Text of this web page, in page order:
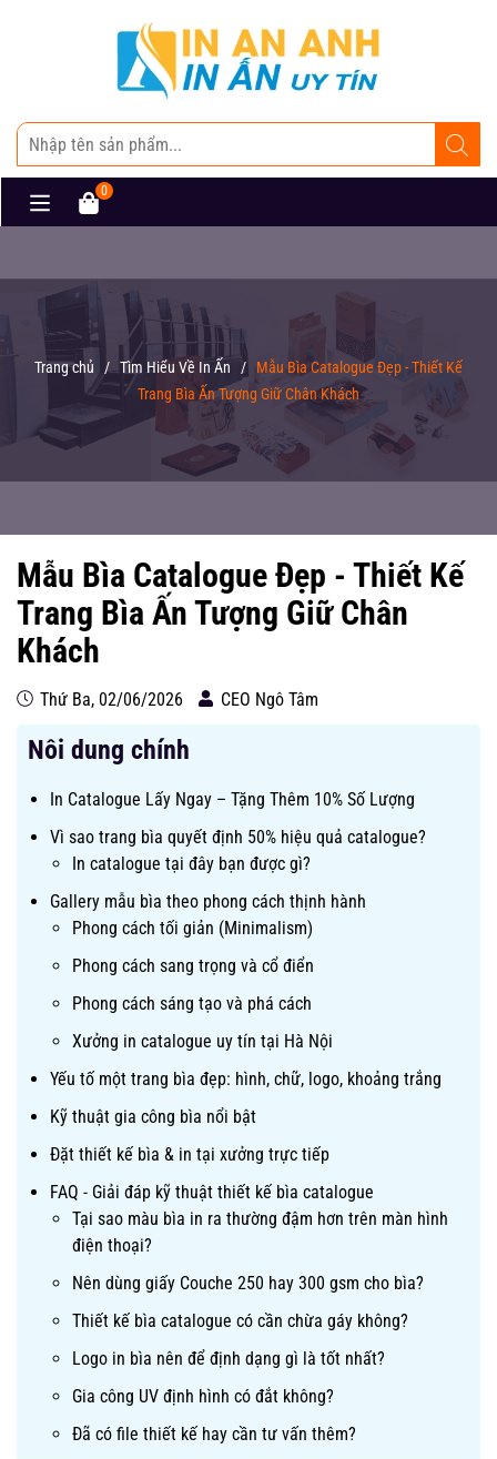
0
Trang chủ / Tìm Hiểu Về In Ấn /
Mẫu Bìa Catalogue Đẹp - Thiết Kế
Trang Bìa Ấn Tượng Giữ Chân Khách
Mẫu Bìa Catalogue Đẹp - Thiết Kế
Trang Bìa Ấn Tượng Giữ Chân
Khách
Thứ Ba, 02/06/2026 CEO Ngô Tâm
Nôi dung chính
In Catalogue Lấy Ngay – Tặng Thêm 10% Số Lượng
Vì sao trang bìa quyết định 50% hiệu quả catalogue?
In catalogue tại đây bạn được gì?
Gallery mẫu bìa theo phong cách thịnh hành
Phong cách tối giản (Minimalism)
Phong cách sang trọng và cổ điển
Phong cách sáng tạo và phá cách
Xưởng in catalogue uy tín tại Hà Nội
Yếu tố một trang bìa đẹp: hình, chữ, logo, khoảng trắng
Kỹ thuật gia công bìa nổi bật
Đặt thiết kế bìa & in tại xưởng trực tiếp
FAQ - Giải đáp kỹ thuật thiết kế bìa catalogue
Tại sao màu bìa in ra thường đậm hơn trên màn hình
điện thoại?
Nên dùng giấy Couche 250 hay 300 gsm cho bìa?
Thiết kế bìa catalogue có cần chừa gáy không?
Logo in bìa nên để định dạng gì là tốt nhất?
Gia công UV định hình có đắt không?
Đã có file thiết kế hay cần tư vấn thêm?